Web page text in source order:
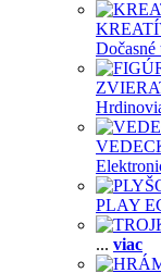
Dočasné
PLAY
... viac